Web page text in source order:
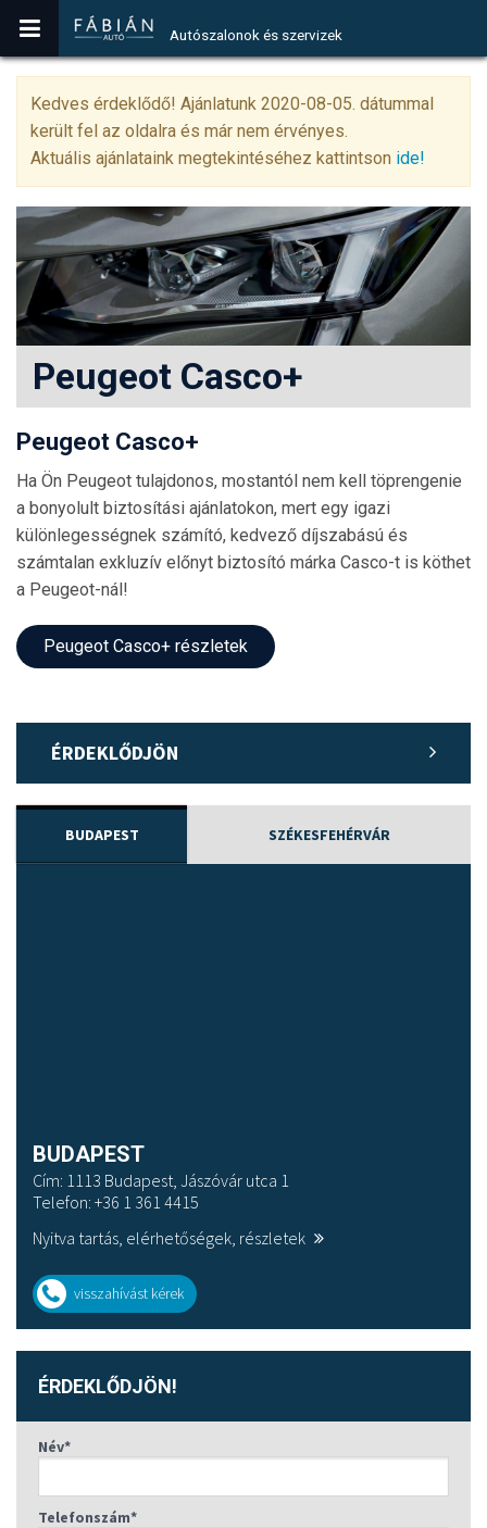
Autószalonok és szervizek
Kedves érdeklődő! Ajánlatunk 2020-08-05. dátummal
került fel az oldalra és már nem érvényes.
Aktuális ajánlataink megtekintéséhez kattintson ide!
Peugeot Casco+
Peugeot Casco+
Ha Ön Peugeot tulajdonos, mostantól nem kell töprengenie
a bonyolult biztosítási ajánlatokon, mert egy igazi
különlegességnek számító, kedvező díjszabású és
számtalan exkluzív előnyt biztosító márka Casco-t is köthet
a Peugeot-nál!
Peugeot Casco+ részletek
ÉRDEKLŐDJÖN
BUDAPEST SZÉKESFEHÉRVÁR
BUDAPEST
Cím: 1113 Budapest, Jászóvár utca 1
Telefon: +36 1 361 4415
Nyitva tartás, elérhetőségek, részletek
visszahívást kérek
ÉRDEKLŐDJÖN!
Név*
Telefonszám*